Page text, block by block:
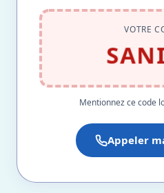
VOTRE
Mentionnez ce code
Appeler